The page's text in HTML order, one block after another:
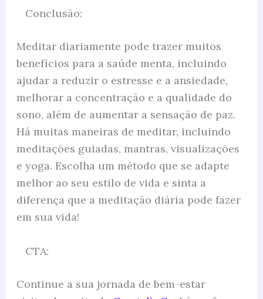
Conclusão:
Meditar diariamente pode trazer muitos
benefícios para a saúde menta, incluindo
ajudar a reduzir o estresse e a ansiedade,
melhorar a concentração e a qualidade do
sono, além de aumentar a sensação de paz.
Há muitas maneiras de meditar, incluindo
meditações guiadas, mantras, visualizações
e yoga. Escolha um método que se adapte
melhor ao seu estilo de vida e sinta a
diferença que a meditação diária pode fazer
em sua vida!
CTA:
Continue a sua jornada de bem-estar